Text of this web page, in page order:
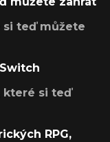
si teď můžete
které si teď
RPG,